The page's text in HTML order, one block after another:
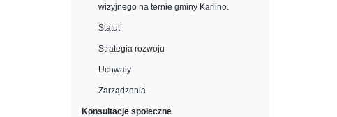
wizyjnego na ternie gminy Karlino.
Statut
Strategia rozwoju
Uchwały
Zarządzenia
Konsultacje społeczne